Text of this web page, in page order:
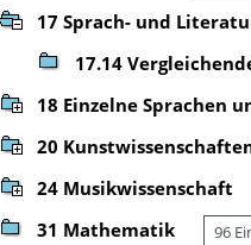
17 Sprach- und
17.14
18 Einzelne Sprachen
20
24 Musikwissenschaft
31 Mathematik 96